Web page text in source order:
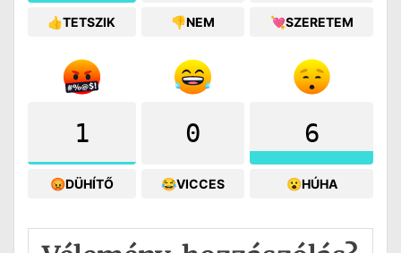
👍TETSZIK 👎NEM 💘SZERETEM
1
😡DÜHÍTŐ
0
😂VICCES
6
😮HÚHA